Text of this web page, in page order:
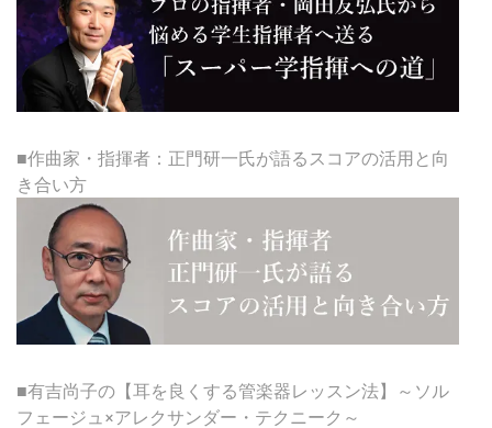
■作曲家・指揮者：正門研一氏が語るスコアの活用と向
き合い方
■有吉尚子の【耳を良くする管楽器レッスン法】～ソル
フェージュ×アレクサンダー・テクニーク～